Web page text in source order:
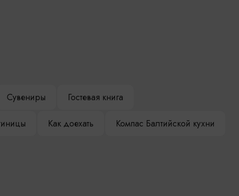
Сувениры Гостевая книга
Как доехать Компас Балтийской кухни